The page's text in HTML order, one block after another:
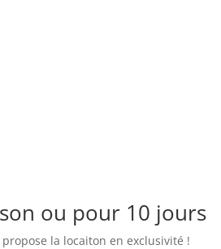
ou pour 10 jours
la locaiton en exclusivité !